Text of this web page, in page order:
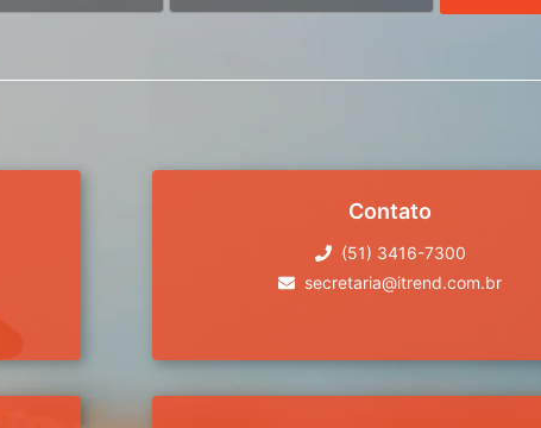
Contato
(51) 3416-7300
secretaria@itrend.com.br